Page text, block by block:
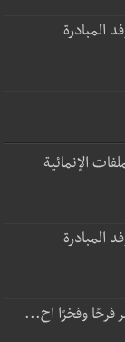
المبادرة
الإنمائية
المبادرة
فرحًا وفخرًا اح...